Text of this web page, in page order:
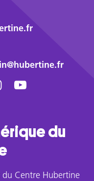
du
du Centre Hubertine